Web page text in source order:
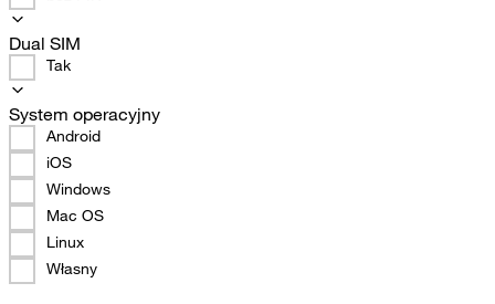
Dual SIM
Tak
System operacyjny
Android
iOS
Windows
Mac OS
Linux
Własny